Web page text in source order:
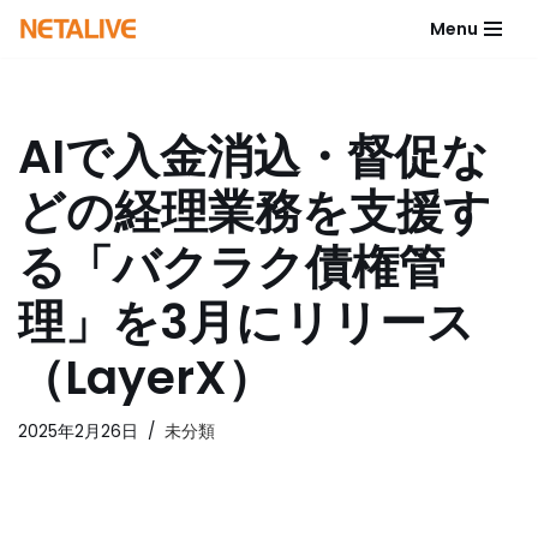
ン
ツ
へ
ス
キ
ッ
プ
Menu
AIで入金消込・督促な
どの経理業務を支援す
る「バクラク債権管
理」を3月にリリース
（LayerX）
2025年2月26日 未分類